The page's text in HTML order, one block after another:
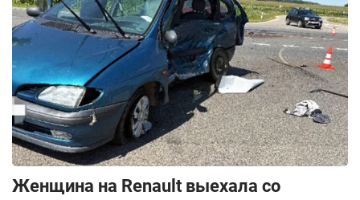
Женщина на Renault выехала со